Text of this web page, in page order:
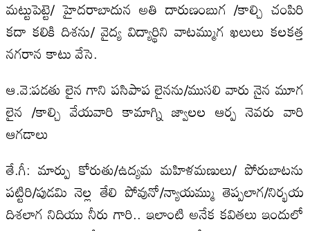
మట్టుపెట్టె/ హైదరాబాదున అతి దారుణంబుగ /కాల్చి చంపిరి
కదా కలికి దిశను/ వైద్య విద్యార్థిని వాటమ్ముగ ఖలులు కలకత్త
నగరాన కాటు వేసె.
ఆ.వె:పడతు లైన గాని పసిపాప లైనను/ముసలి వారు నైన మూగ
లైన /కాల్చి వేయవారి కామాగ్ని జ్వాలల ఆర్ప నెవరు వారి
ఆగడాలు
తే.గీ: మార్పు కోరుతు/ఉద్యమ మహిళమణులు/ పోరుబాటను
పట్టిరి/పుడమి నెల్ల తేలి పోవునో/న్యాయమ్ము తెప్పలాగ/నిర్భయ
దిశలాగ నిదియు నీరు గారి.. ఇలాంటి అనేక కవితలు ఇందులో